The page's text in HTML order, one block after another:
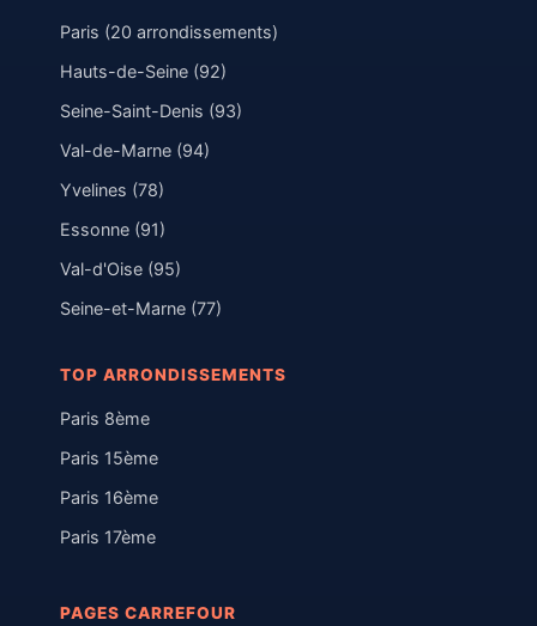
Paris (20 arrondissements)
Hauts-de-Seine (92)
Seine-Saint-Denis (93)
Val-de-Marne (94)
Yvelines (78)
Essonne (91)
Val-d'Oise (95)
Seine-et-Marne (77)
TOP ARRONDISSEMENTS
Paris 8ème
Paris 15ème
Paris 16ème
Paris 17ème
PAGES CARREFOUR